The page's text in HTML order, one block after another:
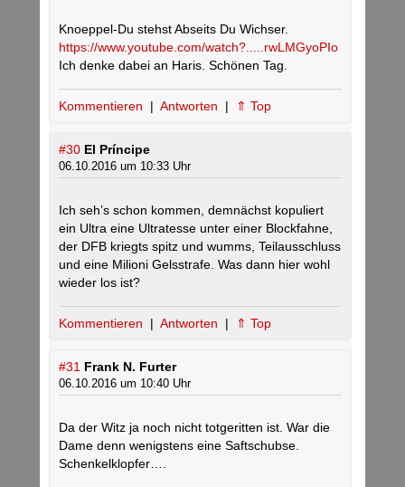
Knoeppel-Du stehst Abseits Du Wichser.
https://www.youtube.com/watch?.....rwLMGyoPIo
Ich denke dabei an Haris. Schönen Tag.
Kommentieren | Antworten | ⇑ Top
#30 El Príncipe
06.10.2016 um 10:33 Uhr
Ich seh’s schon kommen, demnächst kopuliert
ein Ultra eine Ultratesse unter einer Blockfahne,
der DFB kriegts spitz und wumms, Teilausschluss
und eine Milioni Gelsstrafe. Was dann hier wohl
wieder los ist?
Kommentieren | Antworten | ⇑ Top
#31 Frank N. Furter
06.10.2016 um 10:40 Uhr
Da der Witz ja noch nicht totgeritten ist. War die
Dame denn wenigstens eine Saftschubse.
Schenkelklopfer….